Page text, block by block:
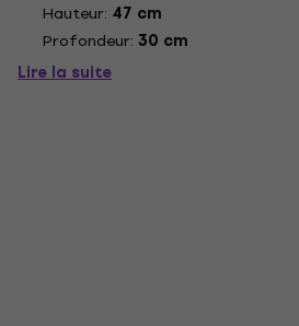
Hauteur: 47 cm
Profondeur: 30 cm
Lire la suite